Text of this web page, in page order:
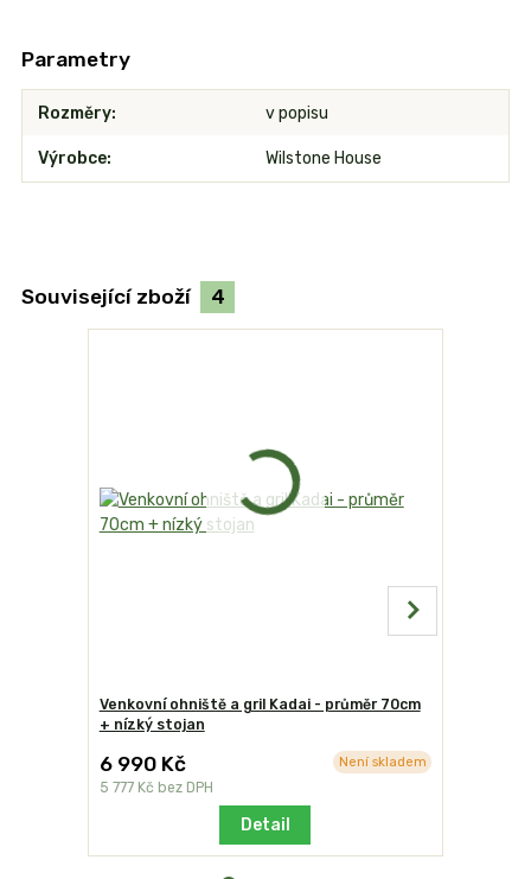
Parametry
Rozměry v popisu
Výrobce Wilstone House
Související zboží 4
Venkovní ohniště a gril Kadai - průměr 70cm
+ nízký stojan
6 990 Kč
5 777 Kč bez DPH
Není skladem
Detail